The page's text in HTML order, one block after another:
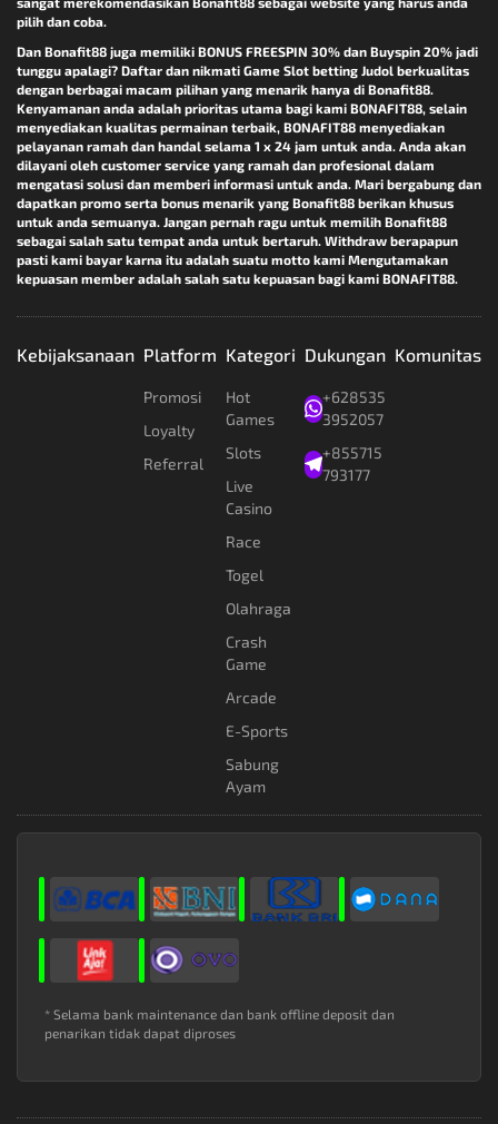
pilih dan coba.
Dan Bonafit88 juga memiliki BONUS FREESPIN 30% dan Buyspin 20% jadi
tunggu apalagi? Daftar dan nikmati Game Slot betting Judol berkualitas
dengan berbagai macam pilihan yang menarik hanya di Bonafit88.
Kenyamanan anda adalah prioritas utama bagi kami BONAFIT88, selain
menyediakan kualitas permainan terbaik, BONAFIT88 menyediakan
pelayanan ramah dan handal selama 1 x 24 jam untuk anda. Anda akan
dilayani oleh customer service yang ramah dan profesional dalam
mengatasi solusi dan memberi informasi untuk anda. Mari bergabung dan
dapatkan promo serta bonus menarik yang Bonafit88 berikan khusus
untuk anda semuanya. Jangan pernah ragu untuk memilih Bonafit88
sebagai salah satu tempat anda untuk bertaruh. Withdraw berapapun
pasti kami bayar karna itu adalah suatu motto kami Mengutamakan
kepuasan member adalah salah satu kepuasan bagi kami BONAFIT88.
Kebijaksanaan Platform
Promosi
Loyalty
Referral
Kategori
Hot
Games
Slots
Live
Casino
Race
Togel
Olahraga
Crash
Game
Arcade
E-Sports
Sabung
Ayam
Dukungan
+628535
3952057
+855715
793177
Komunitas
* Selama bank maintenance dan bank offline deposit dan
penarikan tidak dapat diproses